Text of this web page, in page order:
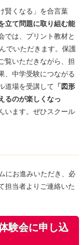
賢くなる」を合言葉
立て問題に取り組む能
では、プリント教材と
でいただきます。保護
覧いただきながら、担
、中学受験につながる
道場を受講して 「図形
るのが楽しくなっ
います。ぜひスクール
にお進みいただき、必
担当者よりご連絡いた
験会に申し込